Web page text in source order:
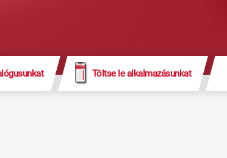
Töltse le alkalmazásunkat